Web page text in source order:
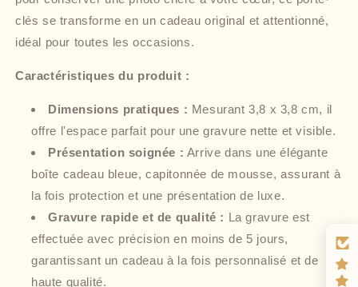
clés se transforme en un cadeau original et attentionné,
idéal pour toutes les occasions.
Caractéristiques du produit :
Dimensions pratiques : Mesurant 3,8 x 3,8 cm, il
offre l'espace parfait pour une gravure nette et visible.
Présentation soignée : Arrive dans une élégante
boîte cadeau bleue, capitonnée de mousse, assurant à
la fois protection et une présentation de luxe.
Gravure rapide et de qualité : La gravure est
effectuée avec précision en moins de 5 jours,
garantissant un cadeau à la fois personnalisé et de
haute qualité.